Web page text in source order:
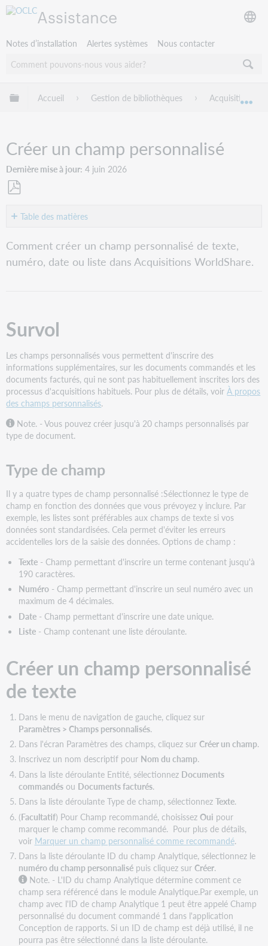
Assistance
Notes d’installation Alertes systèmes Nous contacter
Développer/réduire la hiérarchie globale
Accueil Gestion de bibliothèques Acquisitions
Créer un champ personnalisé
Dernière mise à jour 4 juin 2026
en
que
Table des matières
Type
de
personnalisé
texte
Créer
un
champ
personnalisé
de
numéro
champ
personnalisé
de
date
Créer
un
champ
personnalisé
de
liste
Comment créer un champ personnalisé de texte,
numéro, date ou liste dans Acquisitions WorldShare.
Survol
Les champs personnalisés vous permettent d'inscrire des
informations supplémentaires, sur les documents commandés et les
documents facturés, qui ne sont pas habituellement inscrites lors des
processus d'acquisitions habituels. Pour plus de détails, voirÀ propos
des champs personnalisés.
Note. - Vous pouvez créer jusqu'à 20 champs personnalisés par
type de document.
Type de champ
Il y a quatre types de champ personnalisé :Sélectionnez le type de
champ en fonction des données que vous prévoyez y inclure. Par
exemple, les listes sont préférables aux champs de texte si vos
données sont standardisées. Cela permet d'éviter les erreurs
accidentelles lors de la saisie des données. Options de champ :
Texte- Champ permettant d'inscrire un terme contenant jusqu'à
190 caractères.
Numéro- Champ permettant d'inscrire un seul numéro avec un
maximum de 4 décimales.
Date- Champ permettant d'inscrire une date unique.
Liste- Champ contenant une liste déroulante.
Créer un champ personnalisé
de texte
Dans le menu de navigation de gauche, cliquez sur
Paramètres > Champs personnalisés.
Dans l'écran Paramètres des champs, cliquez sur Créer un champ.
Inscrivez un nom descriptif pour Nom du champ.
Dans la liste déroulante Entité, sélectionnez Documents
commandésou Documents facturés.
Dans la liste déroulante Type de champ, sélectionnez Texte.
(Facultatif) Pour Champ recommandé, choisissez Oui pour
marquer le champ comme recommandé. Pour plus de détails,
voir Marquer un champ personnalisé comme recommandé.
Dans la liste déroulante ID du champ Analytique, sélectionnez le
numéro du champ personnalisépuis cliquez sur Créer.
Note. - L'ID du champ Analytique détermine comment ce
champ sera référencé dans le module Analytique.Par exemple, un
champ avec l'ID de champ Analytique 1 peut être appelé Champ
personnalisé du document commandé 1 dans l'application
Conception de rapports. Si un ID de champ est déjà utilisé, il ne
pourra pas être sélectionné dans la liste déroulante.